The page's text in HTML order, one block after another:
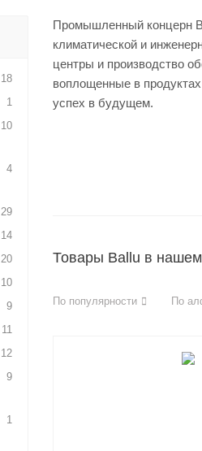
Промышленный концерн
климатической и
центры и производство
воплощенные в продуктах
успех в будущем.
Товары Ballu в
По популярности По
18
1
10
4
29
14
20
10
9
11
12
9
1